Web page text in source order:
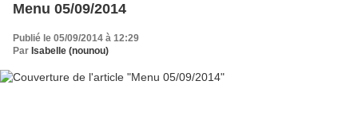
Menu 05/09/2014
Publié le 05/09/2014 à 12:29
Par Isabelle (nounou)